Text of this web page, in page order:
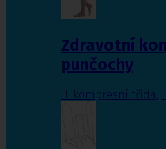
Zdravotní
punčochy
II. kompresní třída